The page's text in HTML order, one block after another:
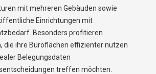
mit mehreren Gebäuden sowie
Einrichtungen mit
Besonders profitieren
die ihre Büroflächen effizienter nutzen
Belegungsdaten
treffen möchten.